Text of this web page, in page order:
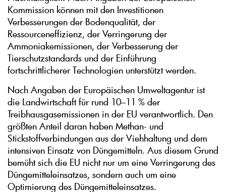
Kommission können mit den Investitionen
Verbesserungen der Bodenqualität, der
Ressourceneffizienz, der Verringerung der
Ammoniakemissionen, der Verbesserung der
Tierschutzstandards und der Einführung
fortschrittlicherer Technologien unterstützt werden.
Nach Angaben der Europäischen Umweltagentur ist
die Landwirtschaft für rund 10–11 % der
Treibhausgasemissionen in der EU verantwortlich. Den
größten Anteil daran haben Methan- und
Stickstoffverbindungen aus der Viehhaltung und dem
intensiven Einsatz von Düngemitteln. Aus diesem Grund
bemüht sich die EU nicht nur um eine Verringerung des
Düngemitteleinsatzes, sondern auch um eine
Optimierung des Düngemitteleinsatzes.